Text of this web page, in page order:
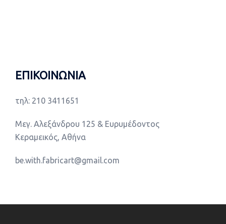
ΕΠΙΚΟΙΝΩΝΙΑ
τηλ: 210 3411651
Μεγ. Αλεξάνδρου 125 & Ευρυμέδοντος
Κεραμεικός, Αθήνα
be.with.fabricart@gmail.com